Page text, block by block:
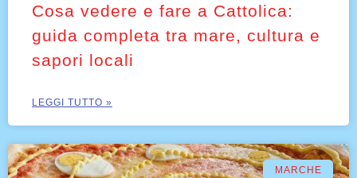
Cosa vedere e fare a Cattolica:
guida completa tra mare, cultura e
sapori locali
LEGGI TUTTO »
MARCHE